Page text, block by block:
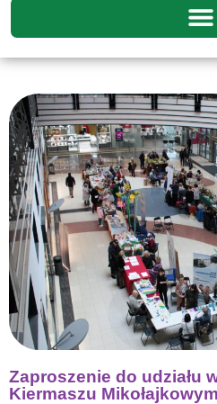
Zaproszenie do udziału
Kiermaszu Mikołajkowym